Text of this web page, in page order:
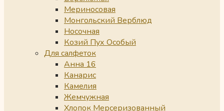
Мериносовая
Монгольский Верблюд
Носочная
Козий Пух Особый
Для салфеток
Анна 16
Канарис
Камелия
Жемчужная
Хлопок Мерсеризованный